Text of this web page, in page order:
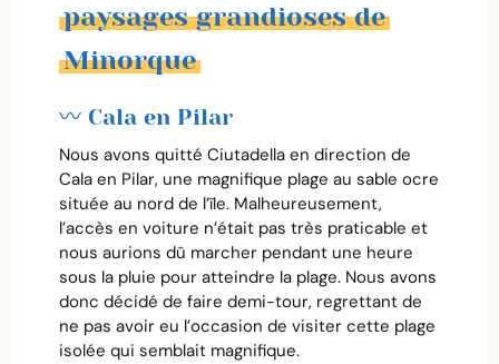
paysages grandioses de
Minorque
〰️ Cala en Pilar
Nous avons quitté Ciutadella en direction de
Cala en Pilar, une magnifique plage au sable ocre
située au nord de l’île. Malheureusement,
l’accès en voiture n’était pas très praticable et
nous aurions dû marcher pendant une heure
sous la pluie pour atteindre la plage. Nous avons
donc décidé de faire demi-tour, regrettant de
ne pas avoir eu l’occasion de visiter cette plage
isolée qui semblait magnifique.